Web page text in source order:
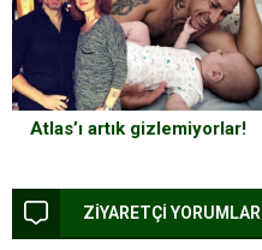
Atlas’ı artık gizlemiyorlar!
ZİYARETÇİ YORUMLARI